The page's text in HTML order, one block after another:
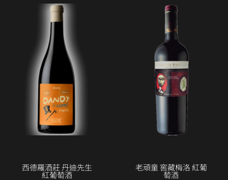
西德羅酒莊 丹迪先生
紅葡萄酒
老頑童 窖藏梅洛 紅葡
萄酒